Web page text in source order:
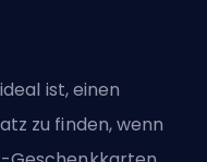
ist, einen
zu finden, wenn